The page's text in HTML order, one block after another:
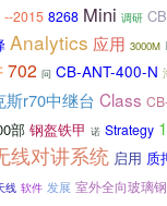
--2015 8268 Mini 调研
Analytics 应用 3000M
702 问 CB-ANT-400-N
斯r70中继台 Class
部 钢盔铁甲 诺 Strategy
线对讲系统 启用 质
线 软件 发展 室外全向玻璃